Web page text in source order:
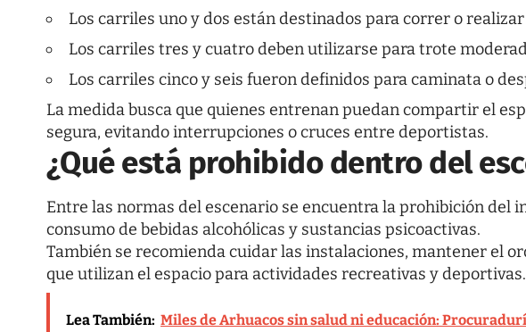
Los carriles uno y dos están destinados para correr o
Los carriles tres y cuatro deben utilizarse para trote
Los carriles cinco y seis fueron definidos para caminata o
La medida busca que quienes entrenan puedan compartir el
segura, evitando interrupciones o cruces entre deportistas.
¿Qué está prohibido dentro del
Entre las normas del escenario se encuentra la prohibición del
consumo de bebidas alcohólicas y sustancias psicoactivas.
También se recomienda cuidar las instalaciones, mantener el
que utilizan el espacio para actividades recreativas y deportivas.
Lea También: Miles de Arhuacos sin salud ni educación: